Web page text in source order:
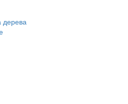
дерева